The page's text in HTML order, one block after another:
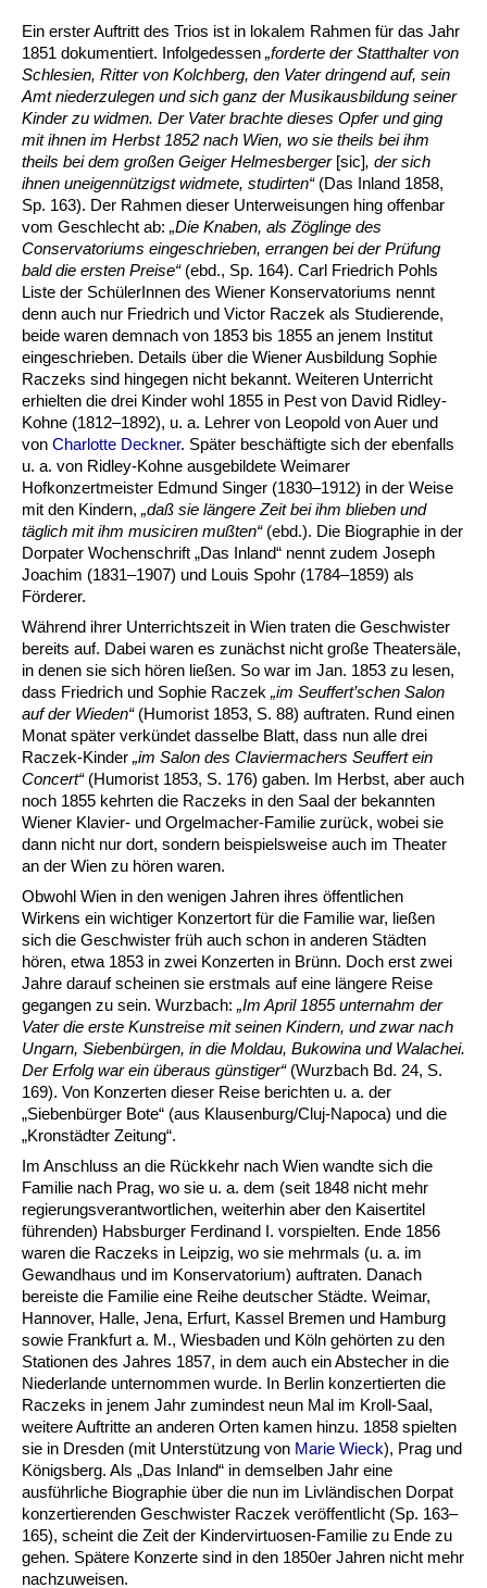
Ein erster Auftritt des Trios ist in lokalem Rahmen für das Jahr
1851 dokumentiert. Infolgedessen „forderte der Statthalter von
Schlesien, Ritter von Kolchberg, den Vater dringend auf, sein
Amt niederzulegen und sich ganz der Musikausbildung seiner
Kinder zu widmen. Der Vater brachte dieses Opfer und ging
mit ihnen im Herbst 1852 nach Wien, wo sie theils bei ihm
theils bei dem großen Geiger Helmesberger [sic], der sich
ihnen uneigennützigst widmete, studirten“ (Das Inland 1858,
Sp. 163). Der Rahmen dieser Unterweisungen hing offenbar
vom Geschlecht ab: „Die Knaben, als Zöglinge des
Conservatoriums eingeschrieben, errangen bei der Prüfung
bald die ersten Preise“ (ebd., Sp. 164). Carl Friedrich Pohls
Liste der SchülerInnen des Wiener Konservatoriums nennt
denn auch nur Friedrich und Victor Raczek als Studierende,
beide waren demnach von 1853 bis 1855 an jenem Institut
eingeschrieben. Details über die Wiener Ausbildung Sophie
Raczeks sind hingegen nicht bekannt. Weiteren Unterricht
erhielten die drei Kinder wohl 1855 in Pest von David Ridley-
Kohne (1812–1892), u. a. Lehrer von Leopold von Auer und
von Charlotte Deckner. Später beschäftigte sich der ebenfalls
u. a. von Ridley-Kohne ausgebildete Weimarer
Hofkonzertmeister Edmund Singer (1830–1912) in der Weise
mit den Kindern, „daß sie längere Zeit bei ihm blieben und
täglich mit ihm musiciren mußten“ (ebd.). Die Biographie in der
Dorpater Wochenschrift „Das Inland“ nennt zudem Joseph
Joachim (1831–1907) und Louis Spohr (1784–1859) als
Förderer.
Während ihrer Unterrichtszeit in Wien traten die Geschwister
bereits auf. Dabei waren es zunächst nicht große Theatersäle,
in denen sie sich hören ließen. So war im Jan. 1853 zu lesen,
dass Friedrich und Sophie Raczek „im Seuffert’schen Salon
auf der Wieden“(Humorist 1853, S. 88) auftraten. Rund einen
Monat später verkündet dasselbe Blatt, dass nun alle drei
Raczek-Kinder „im Salon des Claviermachers Seuffert ein
Concert“ (Humorist 1853, S. 176) gaben. Im Herbst, aber auch
noch 1855 kehrten die Raczeks in den Saal der bekannten
Wiener Klavier- und Orgelmacher-Familie zurück, wobei sie
dann nicht nur dort, sondern beispielsweise auch im Theater
an der Wien zu hören waren.
Obwohl Wien in den wenigen Jahren ihres öffentlichen
Wirkens ein wichtiger Konzertort für die Familie war, ließen
sich die Geschwister früh auch schon in anderen Städten
hören, etwa 1853 in zwei Konzerten in Brünn. Doch erst zwei
Jahre darauf scheinen sie erstmals auf eine längere Reise
gegangen zu sein. Wurzbach: „Im April 1855 unternahm der
Vater die erste Kunstreise mit seinen Kindern, und zwar nach
Ungarn, Siebenbürgen, in die Moldau, Bukowina und Walachei.
Der Erfolg war ein überaus günstiger“ (Wurzbach Bd. 24, S.
169). Von Konzerten dieser Reise berichten u. a. der
„Siebenbürger Bote“ (aus Klausenburg/Cluj-Napoca) und die
„Kronstädter Zeitung“.
Im Anschluss an die Rückkehr nach Wien wandte sich die
Familie nach Prag, wo sie u. a. dem (seit 1848 nicht mehr
regierungsverantwortlichen, weiterhin aber den Kaisertitel
führenden) Habsburger Ferdinand I. vorspielten. Ende 1856
waren die Raczeks in Leipzig, wo sie mehrmals (u. a. im
Gewandhaus und im Konservatorium) auftraten. Danach
bereiste die Familie eine Reihe deutscher Städte. Weimar,
Hannover, Halle, Jena, Erfurt, Kassel Bremen und Hamburg
sowie Frankfurt a. M., Wiesbaden und Köln gehörten zu den
Stationen des Jahres 1857, in dem auch ein Abstecher in die
Niederlande unternommen wurde. In Berlin konzertierten die
Raczeks in jenem Jahr zumindest neun Mal im Kroll-Saal,
weitere Auftritte an anderen Orten kamen hinzu. 1858 spielten
sie in Dresden (mit Unterstützung von Marie Wieck), Prag und
Königsberg. Als „Das Inland“ in demselben Jahr eine
ausführliche Biographie über die nun im Livländischen Dorpat
konzertierenden Geschwister Raczek veröffentlicht (Sp. 163–
165), scheint die Zeit der Kindervirtuosen-Familie zu Ende zu
gehen. Spätere Konzerte sind in den 1850er Jahren nicht mehr
nachzuweisen.